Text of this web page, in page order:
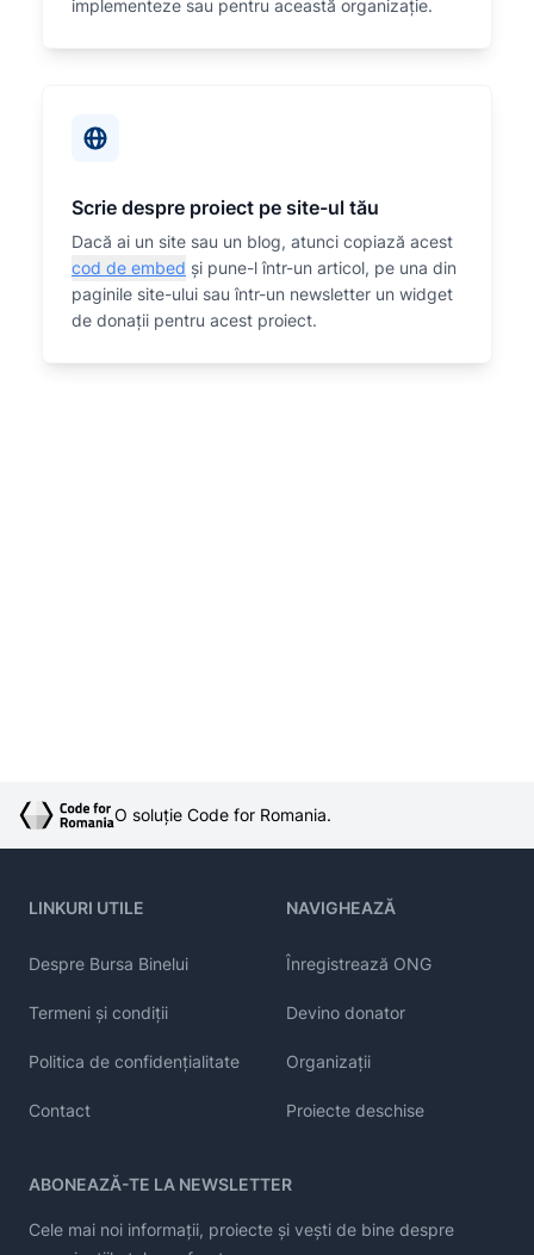
implementeze sau pentru această organizaţie.
Scrie despre proiect pe site-ul tău
Dacă ai un site sau un blog, atunci copiază acest
cod de embed și pune-l într-un articol, pe una din
paginile site-ului sau într-un newsletter un widget
de donații pentru acest proiect.
O soluție Code for Romania.
LINKURI UTILE
Despre Bursa Binelui
Termeni și condiții
Politica de confidențialitate
Contact
NAVIGHEAZĂ
Înregistrează ONG
Devino donator
Organizații
Proiecte deschise
ABONEAZĂ-TE LA NEWSLETTER
Cele mai noi informații, proiecte și vești de bine despre